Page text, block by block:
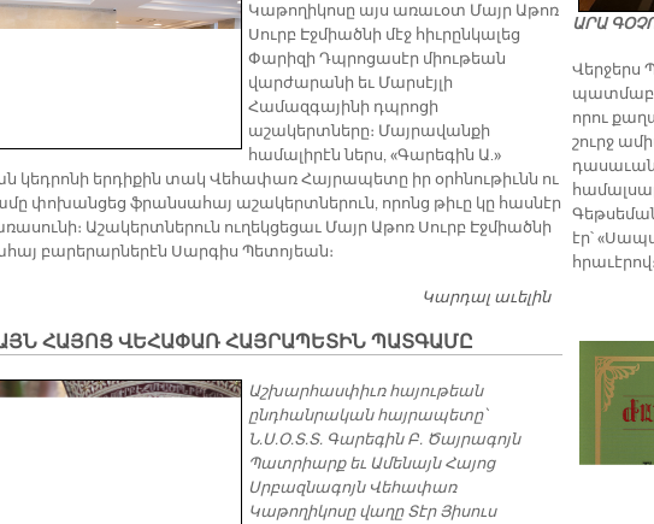
Կաթողիկոսը այս առաւօտ Մայր Աթոռ
Սուրբ Էջմիածնի մէջ հիւրընկալեց
Փարիզի Դպրոցասէր միութեան
վարժարանի եւ Մարսէյլի
Համազգայինի դպրոցի
աշակերտները։ Մայրավանքի
համալիրէն ներս, «Գարեգին Ա.»
կեդրոնի երդիքին տակ Վեհափառ Հայրապետը իր օրհնութիւնն ու
փոխանցեց ֆրանսահայ աշակերտներուն, որոնց թիւը կը հասնէր
Աշակերտներուն ուղեկցեցաւ Մայր Աթոռ Սուրբ Էջմիածնի
բարերարներէն Սարգիս Պետոյեան։
Կարդալ աւելինՎԵՀԱՓԱՌ
ՀԱՅՈՑ ՎԵՀԱՓԱՌ ՀԱՅՐԱՊԵՏԻՆ ՊԱՏԳԱՄԸ
Աշխարհասփիւռ հայութեան
ընդհանրական հայրապետը՝
Ն.Ս.Օ.Տ.Տ. Գարեգին Բ. Ծայրագոյն
Պատրիարք եւ Ամենայն Հայոց
Սրբազնագոյն Վեհափառ
Կաթողիկոսը վաղը Տէր Յիսուս
ԱՐԱ
Վերջերս
որու
շուրջ
էր՝
հրաւէրով։